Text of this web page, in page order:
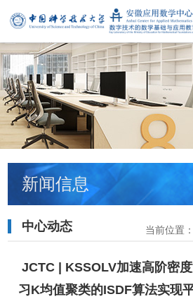
新闻信息
中心动态 当前位置：
JCTC | KSSOLV加速高阶密
习K均值聚类的ISDF算法实现